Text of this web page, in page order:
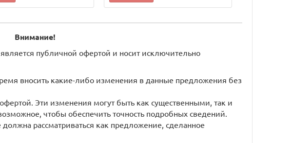
Внимание!
публичной офертой и носит исключительно
вносить какие-либо изменения в данные предложения без
Эти изменения могут быть как существенными, так и
чтобы обеспечить точность подробных сведений.
рассматриваться как предложение, сделанное